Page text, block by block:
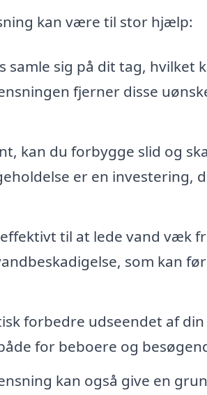
kan være til stor hjælp:
samle sig på dit tag, hvilket
​fjerner disse
kan du forbygge slid og
er en investering,
til at lede vand væk
som kan
forbedre udseendet af din
for beboere og
kan også give en